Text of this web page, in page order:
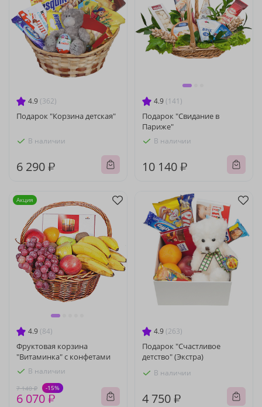
4.9 (362)
Подарок "Корзина детская"
В наличии
6 290 ₽
4.9 (141)
Подарок "Свидание в
Париже"
В наличии
10 140 ₽
4.9 (84)
Фруктовая корзина
"Витаминка" с конфетами
В наличии
7 140 ₽ -15%
6 070 ₽
Акция
4.9 (263)
Подарок "Счастливое
детство" (Экстра)
В наличии
4 750 ₽